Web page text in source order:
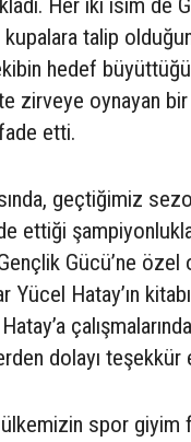
Her iki isim de
talip
hedef
zirveye oynayan bir
etti.
geçtiğimiz
ettiği
Gücü’ne özel
Hatay’ın
dolayı teşekkür
spor giyim